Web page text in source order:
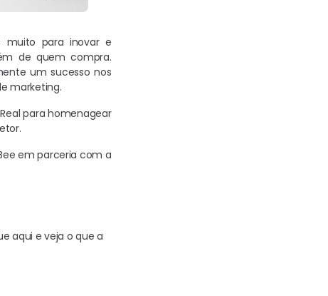
muito para inovar e
de quem compra.
um sucesso nos
marketing.
para homenagear
em parceria com a
aqui e veja o que a